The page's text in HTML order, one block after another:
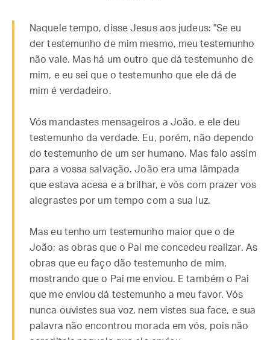
Naquele tempo, disse Jesus aos judeus: "Se eu
der testemunho de mim mesmo, meu testemunho
não vale. Mas há um outro que dá testemunho de
mim, e eu sei que o testemunho que ele dá de
mim é verdadeiro.
Vós mandastes mensageiros a João, e ele deu
testemunho da verdade. Eu, porém, não dependo
do testemunho de um ser humano. Mas falo assim
para a vossa salvação. João era uma lâmpada
que estava acesa e a brilhar, e vós com prazer vos
alegrastes por um tempo com a sua luz.
Mas eu tenho um testemunho maior que o de
João; as obras que o Pai me concedeu realizar. As
obras que eu faço dão testemunho de mim,
mostrando que o Pai me enviou. E também o Pai
que me enviou dá testemunho a meu favor. Vós
nunca ouvistes sua voz, nem vistes sua face, e sua
palavra não encontrou morada em vós, pois não